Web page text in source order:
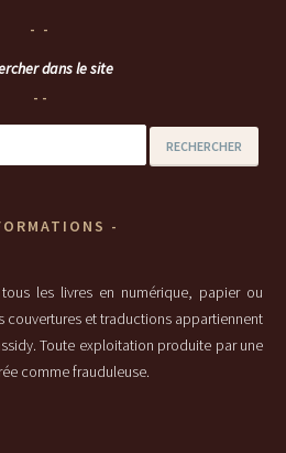
dans le site
les livres en numérique, papier ou
couvertures et traductions appartiennent
Toute exploitation produite par une
comme frauduleuse.